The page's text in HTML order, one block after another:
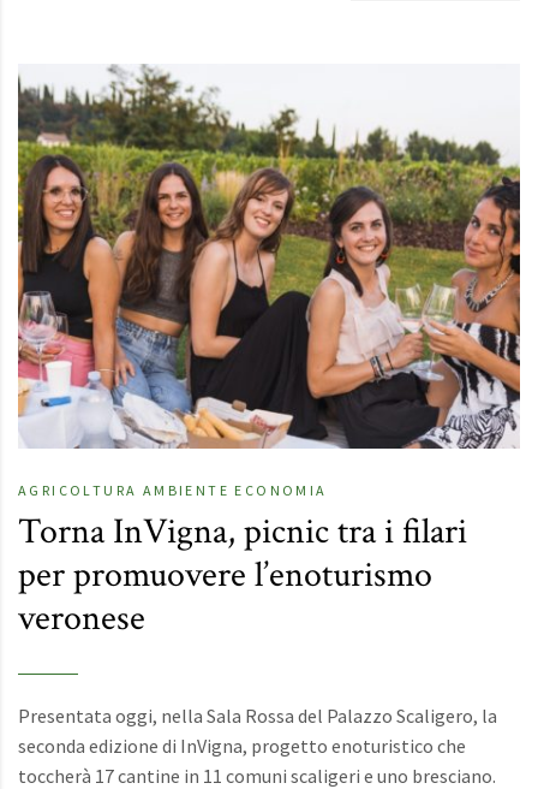
AGRICOLTURA AMBIENTE ECONOMIA
Torna InVigna, picnic tra i filari
per promuovere l’enoturismo
veronese
Presentata oggi, nella Sala Rossa del Palazzo Scaligero, la
seconda edizione di InVigna, progetto enoturistico che
toccherà 17 cantine in 11 comuni scaligeri e uno bresciano.